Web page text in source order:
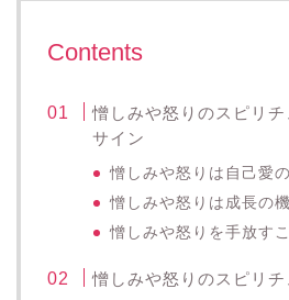
Contents
憎しみや怒りのスピリ
サイン
憎しみや怒りは自己愛
憎しみや怒りは成長の
憎しみや怒りを手放す
憎しみや怒りのスピリ